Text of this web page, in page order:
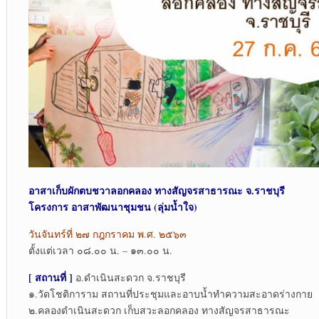
อาสาเก็บผักตบชวาลอกคลอง ทางสัญจรสาธารณะ จ.ราชบุรี
โครงการ อาสาพัฒนาชุมชน (ลุ่มน้ำใจ)
วันจันทร์ที่ ๒๗ กฎกราคม พ.ศ. ๒๕๖๓
ตั้งแต่เวลา ๐๘.๐๐ น. – ๑๓.๐๐ น.
[ สถานที่ ] อ.ดำเนินสะดวก จ.ราชบุรี
๑.วัดโชติการาม สถานที่ประชุมและอาบน้ำทำความสะอาดร่างกาย
๒.คลองดำเนินสะดวก เก็บสวะลอกคลอง ทางสัญจรสาธารณะ